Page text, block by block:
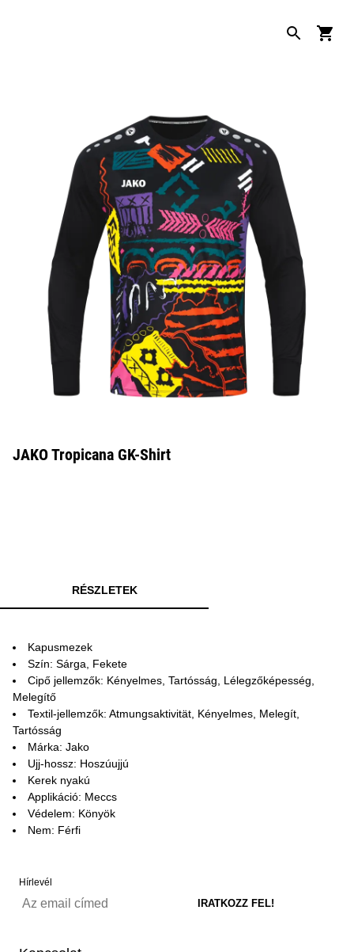
JAKO Tropicana GK-Shirt
RÉSZLETEK
Kapusmezek
Szín: Sárga, Fekete
Cipő jellemzők: Kényelmes, Tartósság, Lélegzőképesség,
Melegítő
Textil-jellemzők: Atmungsaktivität, Kényelmes, Melegít,
Tartósság
Márka: Jako
Ujj-hossz: Hoszúujjú
Kerek nyakú
Applikáció: Meccs
Védelem: Könyök
Nem: Férfi
Hírlevél